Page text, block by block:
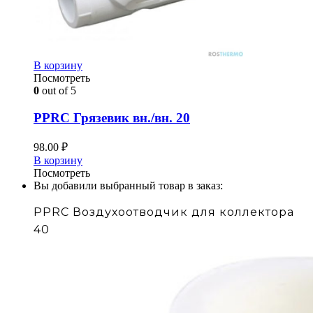
В корзину
Посмотреть
0 out of 5
PPRC Грязевик вн./вн. 20
98.00 ₽
В корзину
Посмотреть
Вы добавили выбранный товар в заказ:
PPRC Воздухоотводчик для коллектора
40